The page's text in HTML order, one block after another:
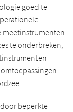
goed te
meetinstrumenten
te onderbreken,
beperkte